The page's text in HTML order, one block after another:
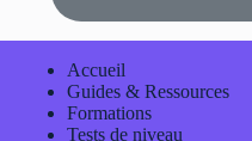
Accueil
Guides & Ressources
Formations
Tests de niveau